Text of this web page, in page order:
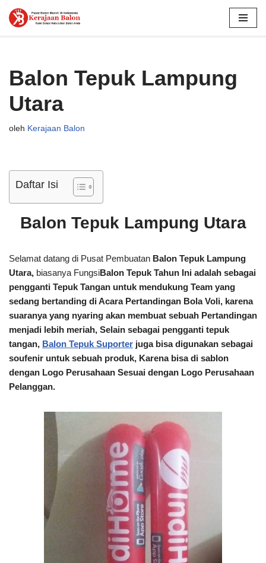
Balon Tepuk Lampung
Utara
oleh Kerajaan Balon
Daftar Isi
Balon Tepuk Lampung Utara
Selamat datang di Pusat Pembuatan Balon Tepuk Lampung
Utara, biasanya FungsiBalon Tepuk Tahun Ini adalah sebagai
pengganti Tepuk Tangan untuk mendukung Team yang
sedang bertanding di Acara Pertandingan Bola Voli, karena
suaranya yang nyaring akan membuat sebuah Pertandingan
menjadi lebih meriah, Selain sebagai pengganti tepuk
tangan, Balon Tepuk Suporter juga bisa digunakan sebagai
soufenir untuk sebuah produk, Karena bisadi sablon
dengan Logo Perusahaan Sesuai dengan Logo Perusahaan
Pelanggan.